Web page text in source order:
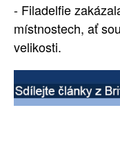
- Filadelfie
místnostech, ať
velikosti.